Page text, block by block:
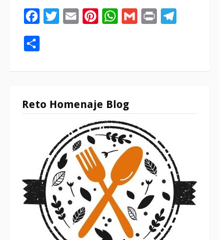
Facebook
Twitter
EmailPinterest
WhatsApp
Gmail
Print
Reto Homenaje Blog